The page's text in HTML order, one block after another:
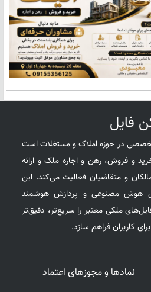
فایل
در حوزه املاک و مستغلات است
و فروش، رهن و اجاره ملک و ارائه
و متقاضیان فعالیت می‌کند. این
هوش مصنوعی و پردازش هوشمند
ملکی معتبر را سریع‌تر، دقیق‌تر
کاربران فراهم سازد.
نمادها و مجوزهای اعتماد